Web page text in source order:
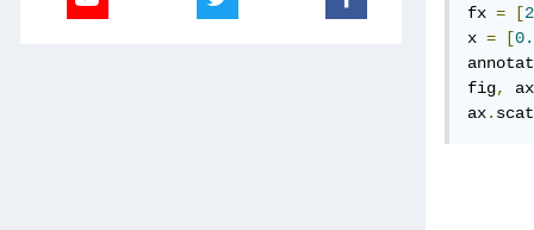
fx = [
x = [
fig, ax
ax.